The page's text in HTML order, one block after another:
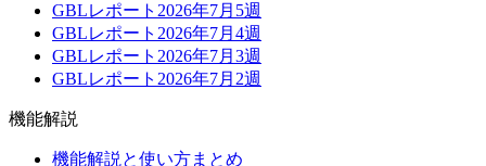
GBLレポート2026年7月5週
GBLレポート2026年7月4週
GBLレポート2026年7月3週
GBLレポート2026年7月2週
機能解説
機能解説と使い方まとめ